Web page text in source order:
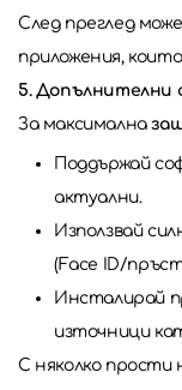
След преглед
приложения,
5. Допълнителни
За максимална
Поддържай
актуални.
Използвай
(Face ID/
Инсталирай
източници
С няколко